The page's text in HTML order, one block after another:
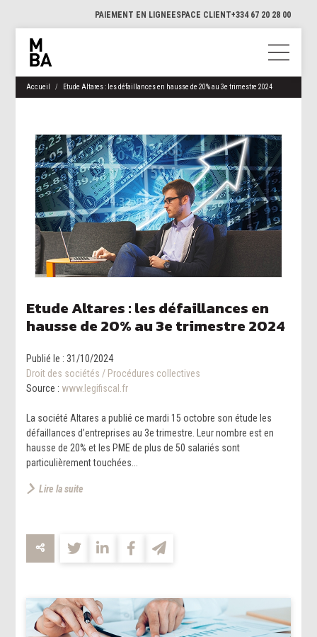
PAIEMENT EN LIGNEESPACE CLIENT+334 67 20 28 00
Accueil Etude Altares : les défaillances en hausse de 20% au 3e trimestre 2024
Etude Altares : les défaillances en
hausse de 20% au 3e trimestre 2024
Publié le :31/10/2024
Droit des sociétés / Procédures collectives
Source : www.legifiscal.fr
La société Altares a publié ce mardi 15 octobre son étude les
défaillances d’entreprises au 3e trimestre. Leur nombre est en
hausse de 20% et les PME de plus de 50 salariés sont
particulièrement touchées...
Lire la suite